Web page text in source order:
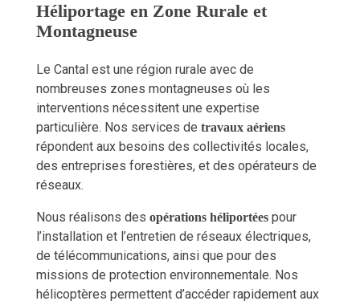
Héliportage en Zone Rurale et
Montagneuse
Le Cantal est une région rurale avec de
nombreuses zones montagneuses où les
interventions nécessitent une expertise
particulière. Nos services de travaux aériens
répondent aux besoins des collectivités locales,
des entreprises forestières, et des opérateurs de
réseaux.
Nous réalisons des opérations héliportées pour
l’installation et l’entretien de réseaux électriques,
de télécommunications, ainsi que pour des
missions de protection environnementale. Nos
hélicoptères permettent d’accéder rapidement aux